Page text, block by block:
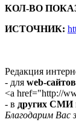
КОЛ-ВО
ИСТОЧНИК:
Редакция
- для web-сайтов
<a href="http://
- в других СМИ
Благодарим Вас